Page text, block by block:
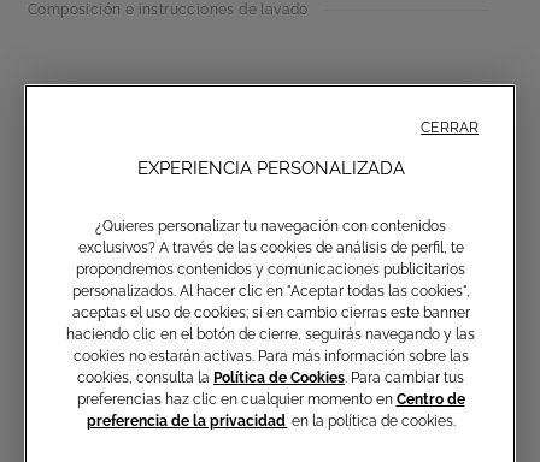
Composición e instrucciones de lavado
Suscripción a las comunicaciones
Correo electrónico
EXPERIENCIA PERSONALIZADA
¿Quieres personalizar tu navegación con contenidos
exclusivos? A través de las cookies de análisis de perfil, te
propondremos contenidos y comunicaciones publicitarios
personalizados. Al hacer clic en "Aceptar todas las cookies",
aceptas el uso de cookies; si en cambio cierras este banner
haciendo clic en el botón de cierre, seguirás navegando y las
cookies no estarán activas. Para más información sobre las
cookies, consulta la Política de Cookies . Para cambiar tus
preferencias haz clic en cualquier momento en Centro de
preferencia de la privacidad en la política de cookies.
CERRAR